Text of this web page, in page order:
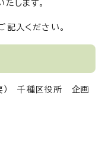
します。
記入ください。
） 千種区役所 企画